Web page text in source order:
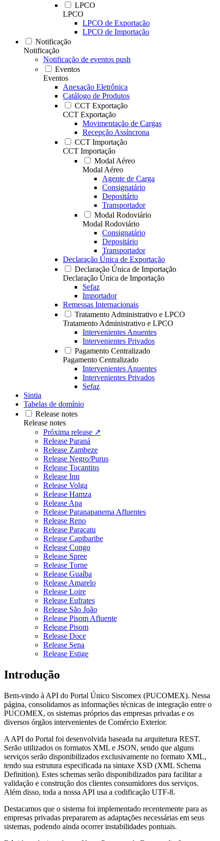
LPCO
LPCO
LPCO de Exportação
LPCO de Importação
Notificação
Notificação
Notificação de eventos push
Eventos
Eventos
Anexação Eletrônica
Catálogo de Produtos
CCT Exportação
CCT Exportação
Movimentação de Cargas
Recepção Assíncrona
CCT Importação
CCT Importação
Modal Aéreo
Modal Aéreo
Agente de Carga
Consignatário
Depositário
Transportador
Modal Rodoviário
Modal Rodoviário
Consignatário
Depositário
Transportador
Declaração Única de Exportação
Declaração Única de Importação
Declaração Única de Importação
Sefaz
Importador
Remessas Internacionais
Tratamento Administrativo e LPCO
Tratamento Administrativo e LPCO
Intervenientes Anuentes
Intervenientes Privados
Pagamento Centralizado
Pagamento Centralizado
Intervenientes Anuentes
Intervenientes Privados
Sefaz
Sintia
Tabelas de domínio
Release notes
Release notes
Próxima release ↗
Release Paraná
Release Zambeze
Release Negro/Purus
Release Tocantins
Release Inn
Release Volga
Release Hamza
Release Apa
Release Paranapanema Afluentes
Release Reno
Release Paracatu
Release Capibaribe
Release Congo
Release Spree
Release Torne
Release Guaíba
Release Amarelo
Release Loire
Release Eufrates
Release São João
Release Pisom Afluente
Release Pisom
Release Doce
Release Sena
Release Estige
Introdução
Bem-vindo à API do Portal Único Siscomex (PUCOMEX). Nessa
página, consolidamos as informações técnicas de integração entre o
PUCOMEX, os sistemas próprios das empresas privadas e os
diversos órgãos intervenientes de Comércio Exterior.
A API do Portal foi desenvolvida baseada na arquitetura REST.
Serão utilizados os formatos XML e JSON, sendo que alguns
serviços serão disponibilizados exclusivamente no formato XML,
tendo sua estrutura especificada na sintaxe XSD (XML Schema
Definition). Estes schemas serão disponibilizados para facilitar a
validação e construção dos clientes consumidores dos serviços.
Além disso, toda a nossa API usa a codificação UTF-8.
Destacamos que o sistema foi implementado recentemente para as
empresas privadas prepararem as adaptações necessárias em seus
sistemas, podendo ainda ocorrer instabilidades pontuais.